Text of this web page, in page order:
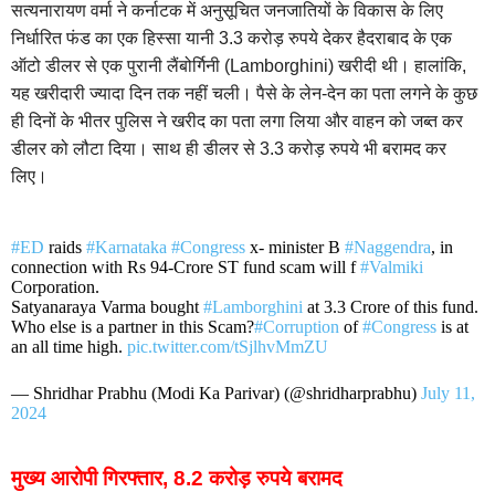
सत्यनारायण वर्मा ने कर्नाटक में अनुसूचित जनजातियों के विकास के लिए
निर्धारित फंड का एक हिस्सा यानी 3.3 करोड़ रुपये देकर हैदराबाद के एक
ऑटो डीलर से एक पुरानी लैंबोर्गिनी (Lamborghini) खरीदी थी। हालांकि,
यह खरीदारी ज्यादा दिन तक नहीं चली। पैसे के लेन-देन का पता लगने के कुछ
ही दिनों के भीतर पुलिस ने खरीद का पता लगा लिया और वाहन को जब्त कर
डीलर को लौटा दिया। साथ ही डीलर से 3.3 करोड़ रुपये भी बरामद कर
लिए।
#ED raids #Karnataka #Congress x- minister B #Naggendra, in
connection with Rs 94-Crore ST fund scam will f#Valmiki
Corporation.
Satyanaraya Varma bought #Lamborghini at 3.3 Crore of this fund.
Who else is a partner in this Scam?#Corruption of#Congress is at
an all time high. pic.twitter.com/tSjlhvMmZU
— Shridhar Prabhu (Modi Ka Parivar) (@shridharprabhu) July 11,
2024
मुख्य आरोपी गिरफ्तार, 8.2 करोड़ रुपये बरामद